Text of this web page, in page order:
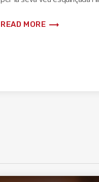
READ MORE trending_flat